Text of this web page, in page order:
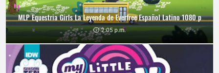
MLP Equestria Girls La Leyenda de Everfree Español Latino 1080 p
2:05 p.m.